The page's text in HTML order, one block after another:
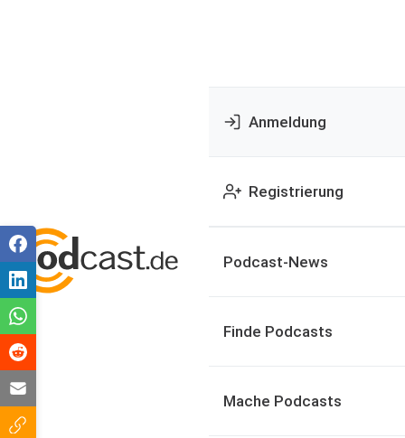
Anmeldung
Registrierung
Podcast-News
Finde Podcasts
Mache Podcasts